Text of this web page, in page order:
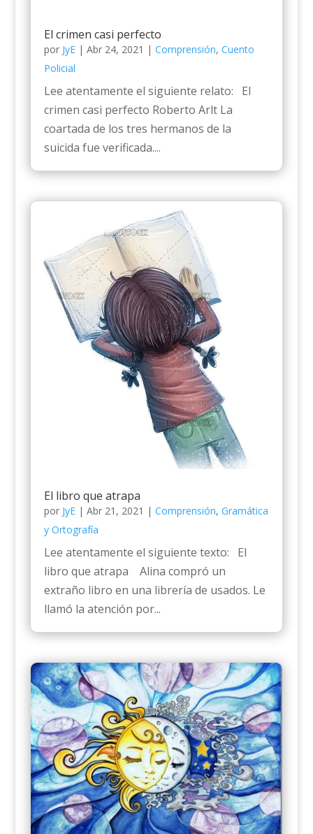
El crimen casi perfecto
por JyE| Abr 24, 2021 | Comprensión, Cuento
Policial
Lee atentamente el siguiente relato: El
crimen casi perfecto Roberto Arlt La
coartada de los tres hermanos de la
suicida fue verificada....
El libro que atrapa
por JyE| Abr 21, 2021 | Comprensión, Gramática
y Ortografía
Lee atentamente el siguiente texto: El
libro que atrapa Alina compró un
extraño libro en una librería de usados. Le
llamó la atención por...